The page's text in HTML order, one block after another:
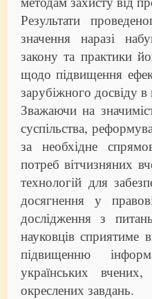
Результати
значення наразі
закону та практики
щодо підвищення
зарубіжного досвіду в
Зважаючи на
суспільства,
за необхідне
потреб вітчизняних
технологій для
досягнення у
дослідження з
науковців сприятиме
підвищенню
українських
окреслених завдань.